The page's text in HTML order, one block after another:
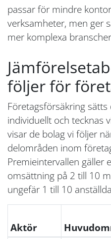
passar för mindre
verksamheter, men ger
mer komplexa
följer för
Företagsförsäkring
individuellt och tecknas
visar de bolag vi följer
delområden inom
Premieintervallen gäller
omsättning på 2 till 10
ungefär 1 till 10
Aktör